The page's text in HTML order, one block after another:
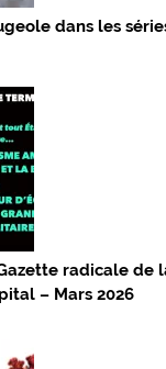
dans les
radicale de
– Mars 2026